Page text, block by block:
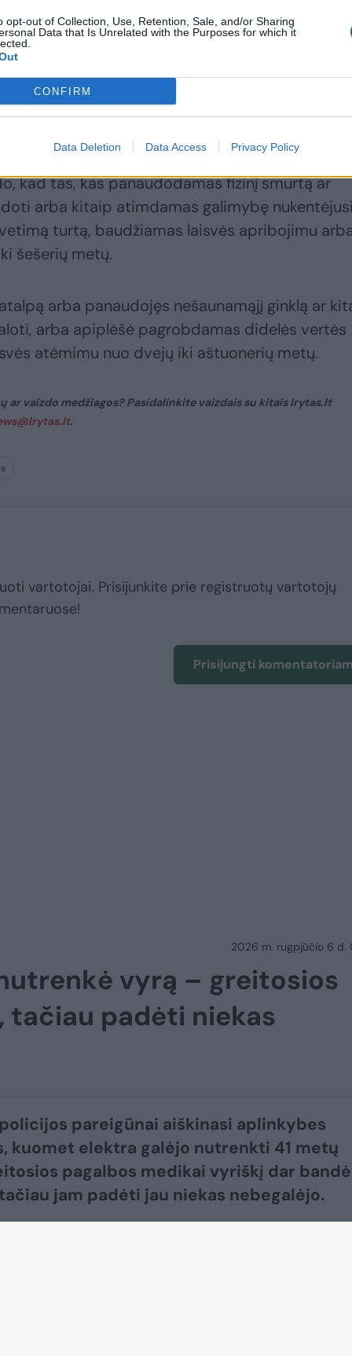
opt-out of Collection, Use, Retention, Sale, and/or Sharing
Data that Is Unrelated with the Purposes for which it
CONFIRM
Data Deletion Data Access Privacy Policy
liko gyva
kad tas, kas panaudodamas fizinį smurtą ar
arba kitaip atimdamas galimybę
turtą, baudžiamas laisvės apribojimu
šešerių metų.
arba panaudojęs nešaunamąjį ginklą ar
arba apiplėšė pagrobdamas didelės vertės
atėmimu nuo dvejų iki aštuonerių metų.
vaizdo medžiagos? Pasidalinkite vaizdais su kitais lrytas.lt
.
vartotojai. Prisijunkite prie registruotų vartotojų
Prisijungti
2026 m. rugpjūčio 6 d.
vyrą – greitosios
tačiau padėti niekas
pareigūnai aiškinasi aplinkybes
kuomet elektra galėjo nutrenkti 41 metų
pagalbos medikai vyriškį dar bandė
jam padėti jau niekas nebegalėjo.